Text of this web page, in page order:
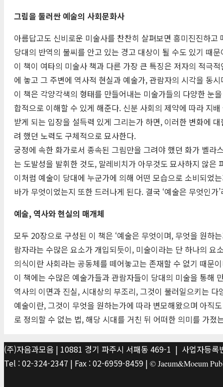
그림을 둘러싼 예술의 사회문화사
아름답고도 신비로운 미술사를 찬찬히 살펴보면 흥미진진하
당대의 반역의 불씨를 안고 있는 경고 대상이 될 수도 있기 때문
이 책이 여타의 미술사 책과 다른 가장 큰 특징은 저자의 적극
에 놓고 그 주변에 역사적 현실과 예술가, 관람자의 시각을 동
이 책은 각양각색의 형태를 만들어내는 미술가들의 다양한 눈
합적으로 이해할 수 있게 해준다. 신분 사회의 제약에 따라 지
받게 되는 입장을 설득력 있게 그리는가 하면, 이러한 변화에
려 했던 노력도 구체적으로 묘사한다.
궁정에 속한 화가로서 종속된 그림만을 그려야 했던 화가 벨
는 도발성을 발휘한 것도, 말레비치가 아무것도 묘사하지 않
이처럼 예술이 당대에 누군가에 의해 어떤 모습으로 소비되었
바가 무엇이었는지 또한 드러나게 된다. 결국 ‘예술은 무엇인
예술, 역사와 현실의 매개체
모두 20장으로 구성된 이 책은 ‘예술은 무엇이며, 무엇을 원하
람자라는 수많은 요소가 개입되듯이, 미술이라는 단 하나의
의식이란 사회라는 공동체를 떼어놓고는 존재할 수 없기 때문
이 책에는 수많은 예술가들과 관람자들이 당대의 미술을 통해
역사의 이면과 진실, 시대상의 부조리, 그것이 불러일으키는
예술이란, 그것이 무엇을 원하는가에 따라 변모해왔으며 아직
로 정의할 수 없는 법, 해당 시대를 거친 뒤 어떠한 의미를 가
(주)자음과모음 | 10881 경기 파주시 서패동 469-1 | 사업자등
Tel : 02-324-2347 | Fax : 02-6959-8459 | © Jaeum&Moeum